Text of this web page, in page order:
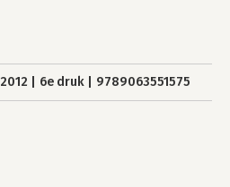
2012 6e druk 9789063551575